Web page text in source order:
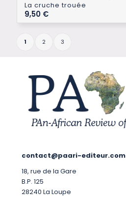
La cruche trouée
9,50 €
1 2 3
contact@paari-editeur.com
18, rue de la Gare
B.P. 125
28240 La Loupe